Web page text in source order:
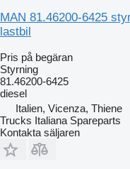
MAN 81.46200-6425
lastbil
Pris på begäran
Styrning
81.46200-6425
diesel
Italien, Vicenza, Thiene
Trucks Italiana Spareparts
Kontakta säljaren